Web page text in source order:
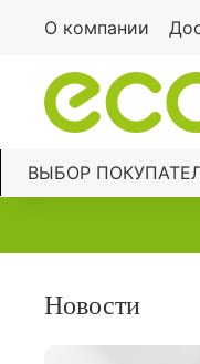
О компании
ВЫБОР
Новости